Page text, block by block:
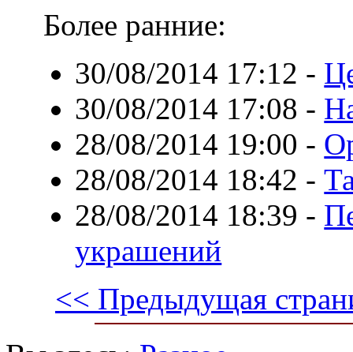
Более ранние:
30/08/2014 17:12 -
30/08/2014 17:08 -
28/08/2014 19:00 -
28/08/2014 18:42 -
28/08/2014 18:39 -
украшений
<< Предыдущая